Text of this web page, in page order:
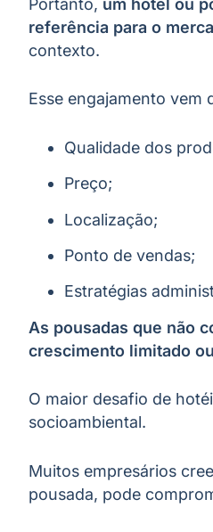
referência para o
contexto.
Esse engajamento vem
Qualidade dos
Preço;
Localização;
Ponto de vendas;
Estratégias
As pousadas que não
crescimento limitado
O maior desafio de
socioambiental.
Muitos empresários
pousada, pode